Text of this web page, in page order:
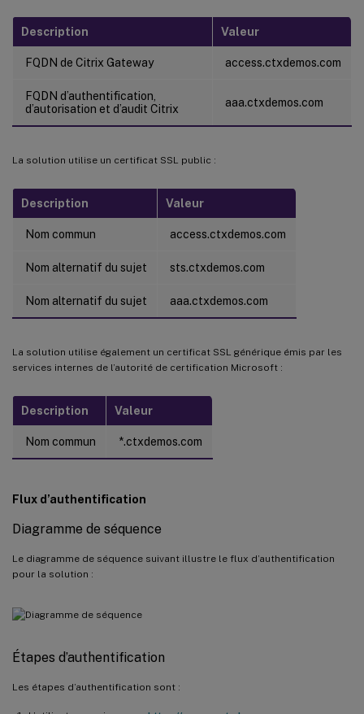
Description Valeur
FQDN de Citrix Gateway access.ctxdemos.com
FQDN d’authentification,
d’autorisation et d’audit Citrix
aaa.ctxdemos.com
La solution utilise un certificat SSL public :
Description Valeur
Nom commun access.ctxdemos.com
Nom alternatif du sujet sts.ctxdemos.com
Nom alternatif du sujet aaa.ctxdemos.com
La solution utilise également un certificat SSL générique émis par les
services internes de l’autorité de certification Microsoft :
Description Valeur
Nom commun *.ctxdemos.com
Flux d’authentification
Diagramme de séquence
Le diagramme de séquence suivant illustre le flux d’authentification
pour la solution :
Étapes d’authentification
Les étapes d’authentification sont :